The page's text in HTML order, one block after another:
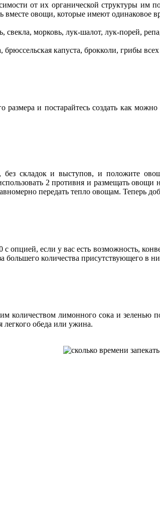
от их органической структуры им
вместе овощи, которые имеют
морковь, лук-шалот, лук-порей,
капуста, брокколи, грибы
и постарайтесь создать как
складок и выступов, и положите
2 противня и размещать
передать тепло овощам. Теперь
с опцией, если у вас есть возможность,
большего количества присутствующего в
количеством лимонного сока и зеленью
легкого обеда или ужина.